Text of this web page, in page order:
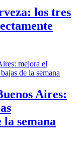
los tres
Aires:
la semana